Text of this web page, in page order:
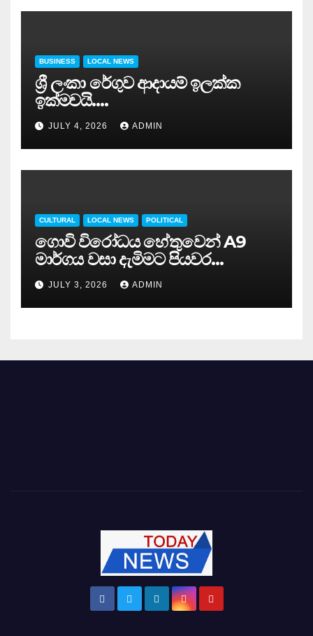
BUSINESS LOCAL NEWS
ශ්‍රී ලංකා රේගුව ආදායම් ඉලක්ක
ඉක්මවයි….
JULY 4, 2026 ADMIN
CULTURAL LOCAL NEWS POLITICAL
ගොවි විරෝධය හේතුවෙන් A9
මාර්ගය වසා දැමිමට පියවර…
JULY 3, 2026 ADMIN